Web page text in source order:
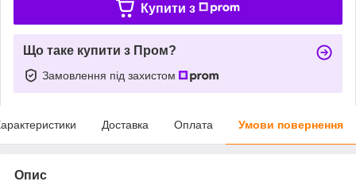
Купити з
Що таке купити з Пром?
Замовлення під захистом
Доставка Оплата Умови повернення
Опис